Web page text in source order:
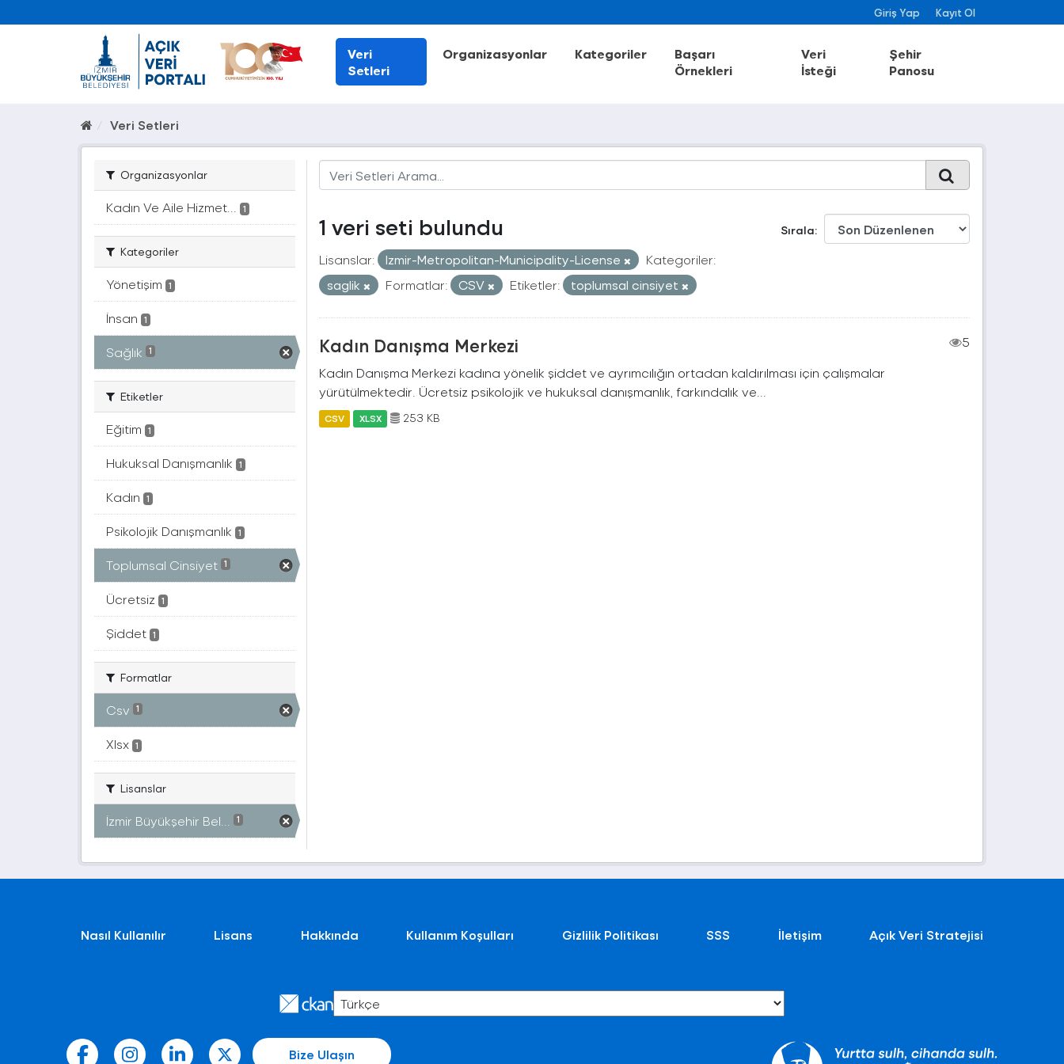
Giriş Yap Kayıt Ol
Veri
Setleri
Organizasyonlar Kategoriler
Başarı
Örnekleri
Veri
İsteği
Şehir
Panosu
Veri Setleri
Organizasyonlar
Kadın Ve Aile Hizmet... 1
Kategoriler
Yönetişim 1
İnsan 1
Sağlık 1
Etiketler
Eğitim 1
Hukuksal Danışmanlık 1
Kadın 1
Psikolojik Danışmanlık 1
Toplumsal Cinsiyet 1
Ücretsiz 1
Şiddet 1
Formatlar
Csv 1
Xlsx 1
Lisanslar
İzmir Büyükşehir Bel... 1
Sırala
1 veri seti bulundu
Lisanslar: Izmir-Metropolitan-Municipality-License
Kategoriler:
saglik
Formatlar: CSV Etiketler: toplumsal cinsiyet
Kadın Danışma Merkezi
5
Kadın Danışma Merkezi kadına yönelik şiddet ve ayrımcılığın ortadan kaldırılması için çalışmalar
yürütülmektedir. Ücretsiz psikolojik ve hukuksal danışmanlık, farkındalık ve...
CSV XLSX 253 KB
Nasıl Kullanılır Lisans Hakkında Kullanım Koşulları Gizlilik Politikası SSS İletişim Açık Veri Stratejisi
Bize Ulaşın